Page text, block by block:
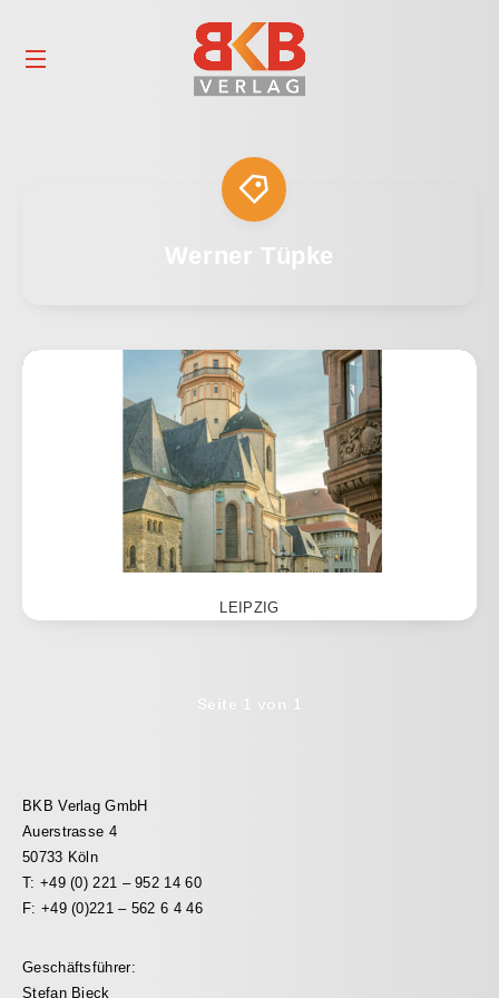
Werner Tüpke
LEIPZIG
Seite 1 von 1
BKB Verlag GmbH
Auerstrasse 4
50733 Köln
T: +49 (0) 221 – 952 14 60
F: +49 (0)221 – 562 6 4 46
Geschäftsführer:
Stefan Bieck